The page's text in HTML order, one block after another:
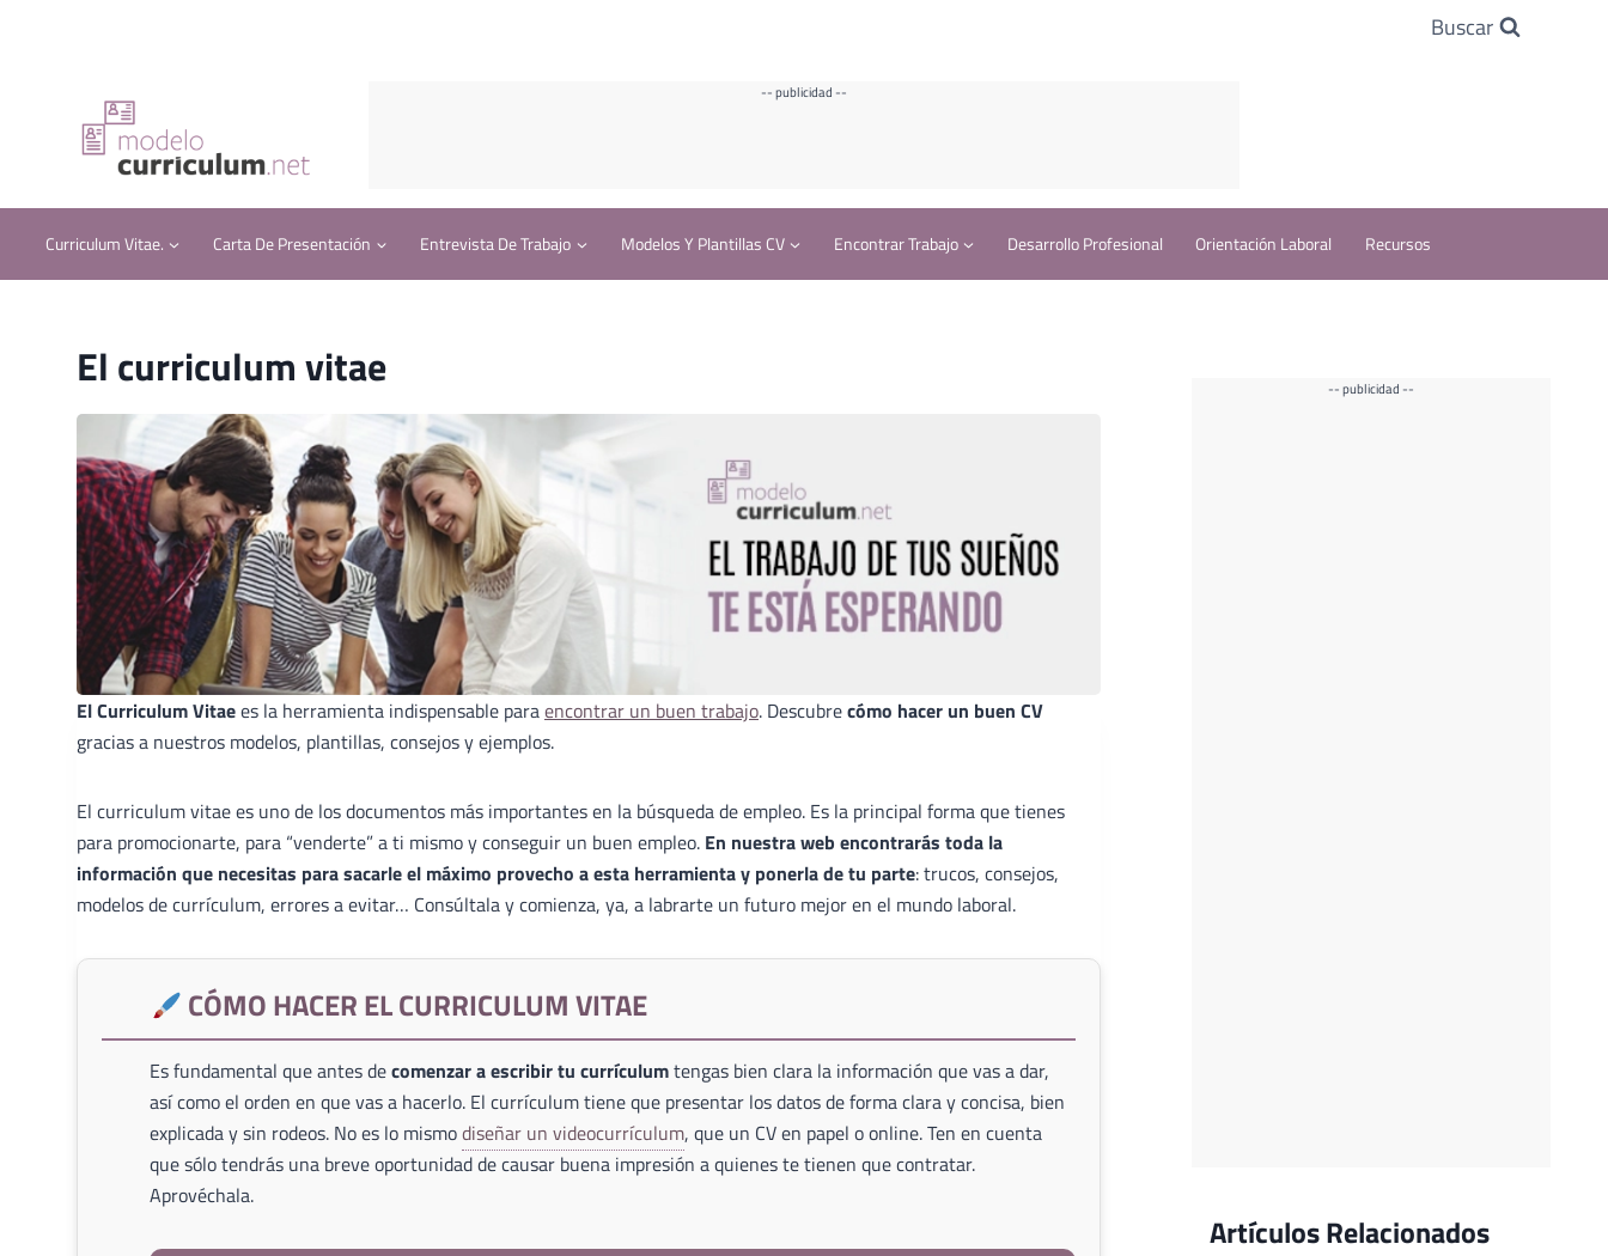
Buscar
-- publicidad --
Curriculum Vitae. Carta De Presentación Entrevista De Trabajo Modelos Y Plantillas CV Encontrar Trabajo Desarrollo Profesional Orientación Laboral Recursos
El curriculum vitae
El Curriculum Vitaees la herramienta indispensable paraencontrar un buen trabajo. Descubrecómo hacer un buen CV
gracias a nuestros modelos, plantillas, consejos y ejemplos.
El curriculum vitae es uno de los documentos más importantes en la búsqueda de empleo. Es la principal forma que tienes
para promocionarte, para “venderte” a ti mismo y conseguir un buen empleo. En nuestra web encontrarás toda la
información que necesitas para sacarle el máximo provecho a esta herramienta y ponerla de tu parte: trucos, consejos,
modelos de currículum, errores a evitar… Consúltala y comienza, ya, a labrarte un futuro mejor en el mundo laboral.
CÓMO HACER EL CURRICULUM VITAE
Es fundamental que antes decomenzar a escribir tu currículumtengas bien clara la información que vas a dar,
así como el orden en que vas a hacerlo. El currículum tiene que presentar los datos de forma clara y concisa, bien
explicada y sin rodeos. No es lo mismodiseñar un videocurrículum, que un CV en papel o online. Ten en cuenta
que sólo tendrás una breve oportunidad de causar buena impresión a quienes te tienen que contratar.
Aprovéchala.
-- publicidad --
Artículos Relacionados